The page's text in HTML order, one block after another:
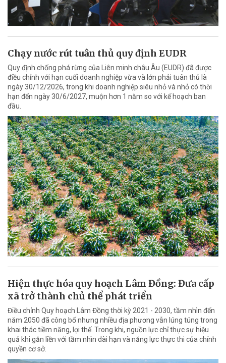
Chạy nước rút tuân thủ quy định EUDR
Quy định chống phá rừng của Liên minh châu Âu (EUDR) đã được
điều chỉnh với hạn cuối doanh nghiệp vừa và lớn phải tuân thủ là
ngày 30/12/2026, trong khi doanh nghiệp siêu nhỏ và nhỏ có thời
hạn đến ngày 30/6/2027, muộn hơn 1 năm so với kế hoạch ban
đầu.
Hiện thực hóa quy hoạch Lâm Đồng: Đưa cấp
xã trở thành chủ thể phát triển
Điều chỉnh Quy hoạch Lâm Đồng thời kỳ 2021 - 2030, tầm nhìn đến
năm 2050 đã công bố nhưng nhiều địa phương vẫn lúng túng trong
khai thác tiềm năng, lợi thế. Trong khi, nguồn lực chỉ thực sự hiệu
quả khi gắn liền với tầm nhìn dài hạn và năng lực thực thi của chính
quyền cơ sở.